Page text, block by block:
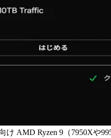
け AMD Ryzen 9（7950X